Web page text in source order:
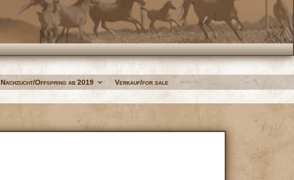
Nachzucht/Offspring ab 2019 Verkauf/for sale